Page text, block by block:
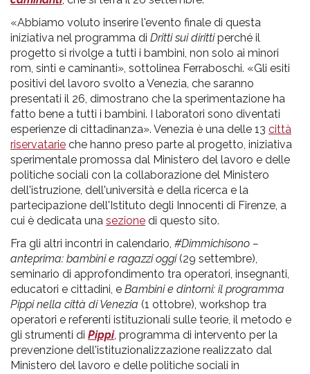
«Abbiamo voluto inserire l'evento finale di questa
iniziativa nel programma di Dritti sui dirittiperché il
progetto si rivolge a tutti i bambini, non solo ai minori
rom, sinti e caminanti», sottolinea Ferraboschi. «Gli esiti
positivi del lavoro svolto a Venezia, che saranno
presentati il 26, dimostrano che la sperimentazione ha
fatto bene a tutti i bambini. I laboratori sono diventati
esperienze di cittadinanza». Venezia è una delle 13 città
riservatarie che hanno preso parte al progetto, iniziativa
sperimentale promossa dal Ministero del lavoro e delle
politiche sociali con la collaborazione del Ministero
dell'istruzione, dell'università e della ricerca e la
partecipazione dell'Istituto degli Innocenti di Firenze, a
cui è dedicata una sezione di questo sito.
Fra gli altri incontri in calendario, #Dimmichisono –
anteprima: bambini e ragazzi oggi(29 settembre),
seminario di approfondimento tra operatori, insegnanti,
educatori e cittadini, e Bambini e dintorni: il programma
Pippi nella città di Venezia (1 ottobre), workshop tra
operatori e referenti istituzionali sulle teorie, il metodo e
gli strumenti di Pippi, programma di intervento per la
prevenzione dell'istituzionalizzazione realizzato dal
Ministero del lavoro e delle politiche sociali in